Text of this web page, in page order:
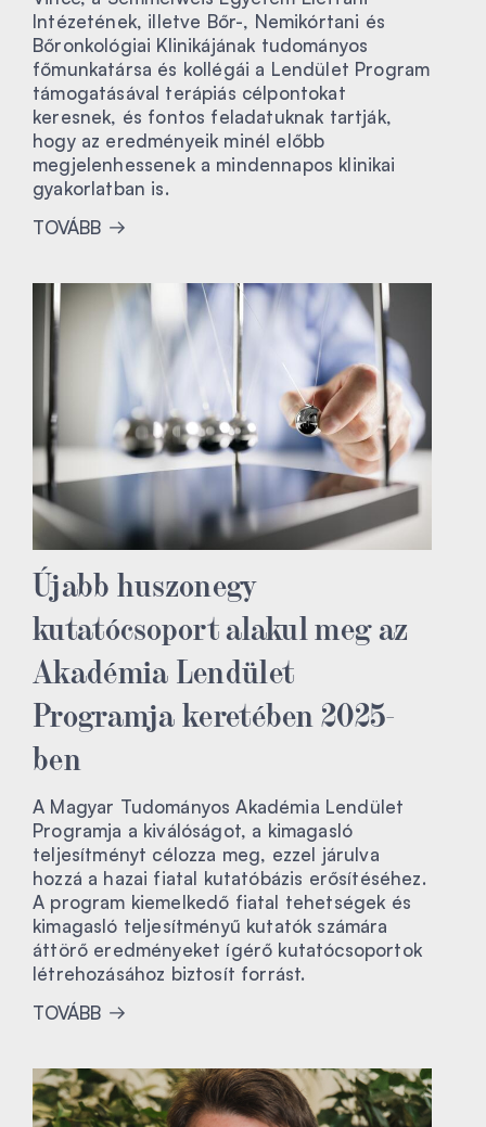
Intézetének, illetve Bőr-, Nemikórtani és
Bőronkológiai Klinikájának tudományos
főmunkatársa és kollégái a Lendület Program
támogatásával terápiás célpontokat
keresnek, és fontos feladatuknak tartják,
hogy az eredményeik minél előbb
megjelenhessenek a mindennapos klinikai
gyakorlatban is.
TOVÁBB
Újabb huszonegy
kutatócsoport alakul meg az
Akadémia Lendület
Programja keretében 2025-
ben
A Magyar Tudományos Akadémia Lendület
Programja a kiválóságot, a kimagasló
teljesítményt célozza meg, ezzel járulva
hozzá a hazai fiatal kutatóbázis erősítéséhez.
A program kiemelkedő fiatal tehetségek és
kimagasló teljesítményű kutatók számára
áttörő eredményeket ígérő kutatócsoportok
létrehozásához biztosít forrást.
TOVÁBB